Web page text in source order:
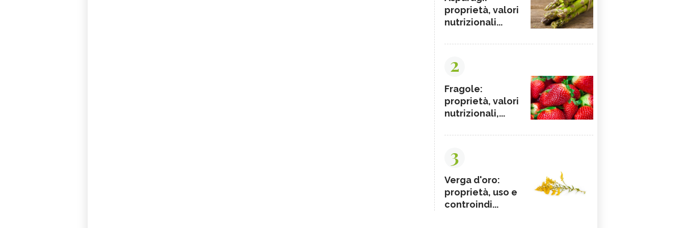
proprietà, valori
nutrizionali...
2
Fragole:
proprietà, valori
nutrizionali,...
3
Verga d'oro:
proprietà, uso e
controindi...